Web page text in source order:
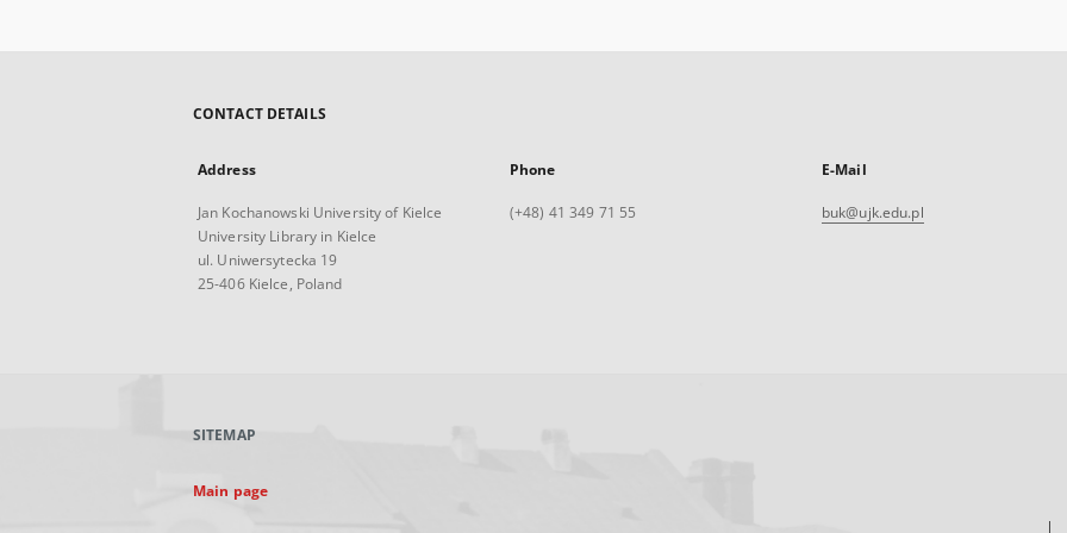
CONTACT DETAILS
Address
Jan Kochanowski University of Kielce
University Library in Kielce
ul. Uniwersytecka 19
25-406 Kielce, Poland
Phone
(+48) 41 349 71 55
E-Mail
buk@ujk.edu.pl
SITEMAP
Main page